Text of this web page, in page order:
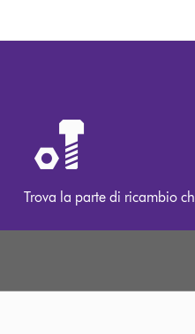
Trova la parte di ricambio